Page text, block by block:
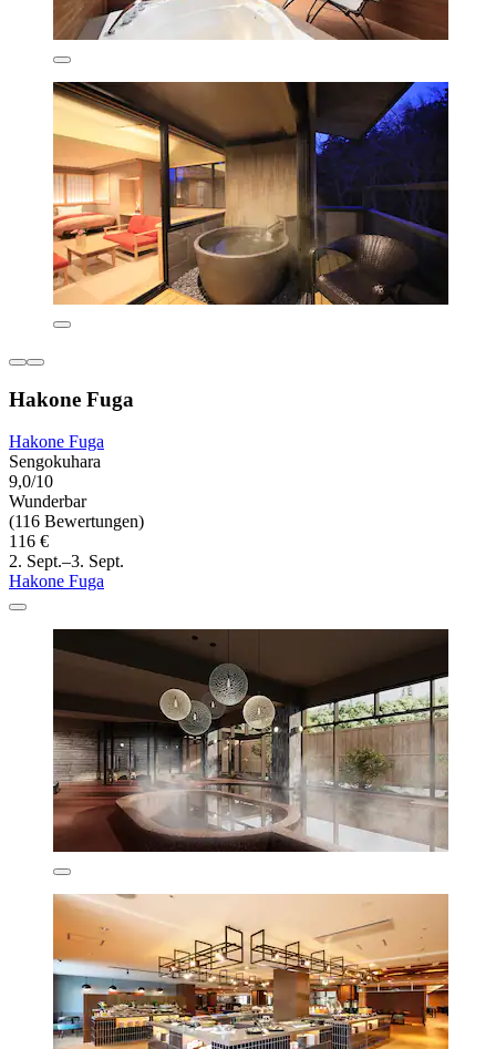
Hakone Fuga
Hakone Fuga
Sengokuhara
9,0/10
Wunderbar
(116 Bewertungen)
116 €
2. Sept.–3. Sept.
Hakone Fuga